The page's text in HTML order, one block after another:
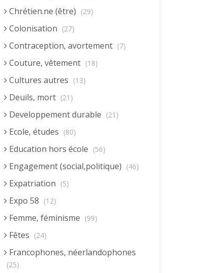
Chrétien.ne (être) (29)
Colonisation (27)
Contraception, avortement (7)
Couture, vêtement (18)
Cultures autres (13)
Deuils, mort (21)
Developpement durable (21)
Ecole, études (80)
Education hors école (56)
Engagement (social,politique) (46)
Expatriation (5)
Expo 58 (12)
Femme, féminisme (99)
Fêtes (24)
Francophones, néerlandophones
(25)